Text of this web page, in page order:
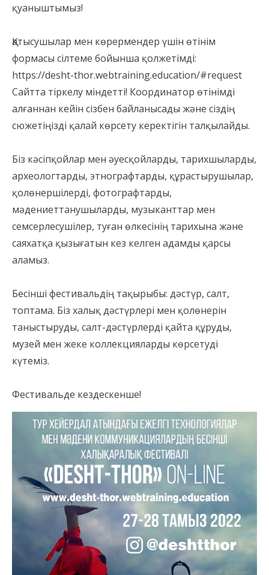
қуаныштымыз!
Қатысушылар мен көрермендер үшін өтінім
формасы сілтеме бойынша қолжетімді:
https://desht-thor.webtraining.education/#request
Сайтта тіркелу міндетті! Координатор өтінімді
алғаннан кейін сізбен байланысады және сіздің
сюжетіңізді қалай көрсету керектігін талқылайды.
Біз кәсіпқойлар мен әуесқойларды, тарихшыларды,
археологтарды, этнографтарды, құрастырушылар,
қолөнершілерді, фотографтарды,
мәдениеттанушыларды, музыканттар мен
семсерлесушілер, туған өлкесінің тарихына және
саяхатқа қызығатын кез келген адамды қарсы
аламыз.
Бесінші фестивальдің тақырыбы: дәстүр, салт,
топтама. Біз халық дәстүрлері мен қолөнерін
таныстыруды, салт-дәстүрлерді қайта құруды,
музей мен жеке коллекцияларды көрсетуді
күтеміз.
Фестивальде кездескенше!